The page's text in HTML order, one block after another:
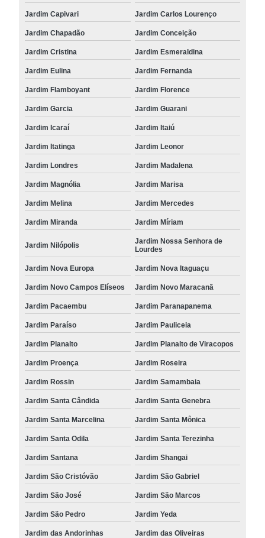
Jardim Capivari Jardim Carlos Lourenço
Jardim Chapadão Jardim Conceição
Jardim Cristina Jardim Esmeraldina
Jardim Eulina Jardim Fernanda
Jardim Flamboyant Jardim Florence
Jardim Garcia Jardim Guarani
Jardim Icaraí Jardim Itaiú
Jardim Itatinga Jardim Leonor
Jardim Londres Jardim Madalena
Jardim Magnólia Jardim Marisa
Jardim Melina Jardim Mercedes
Jardim Miranda Jardim Míriam
Jardim Nilópolis
Jardim Nossa Senhora de
Lourdes
Jardim Nova Europa Jardim Nova Itaguaçu
Jardim Novo Campos Elíseos Jardim Novo Maracanã
Jardim Pacaembu Jardim Paranapanema
Jardim Paraíso Jardim Pauliceia
Jardim Planalto Jardim Planalto de Viracopos
Jardim Proença Jardim Roseira
Jardim Rossin Jardim Samambaia
Jardim Santa Cândida Jardim Santa Genebra
Jardim Santa Marcelina Jardim Santa Mônica
Jardim Santa Odila Jardim Santa Terezinha
Jardim Santana Jardim Shangai
Jardim São Cristóvão Jardim São Gabriel
Jardim São José Jardim São Marcos
Jardim São Pedro Jardim Yeda
Jardim das Andorinhas Jardim das Oliveiras